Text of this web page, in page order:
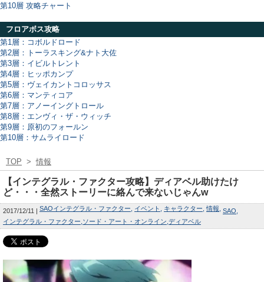
第10層 攻略チャート
フロアボス攻略
第1層：コボルドロード
第2層：トーラスキング&ナト大佐
第3層：イビルトレント
第4層：ヒッポカンプ
第5層：ヴェイカントコロッサス
第6層：マンティコア
第7層：アノーイングトロール
第8層：エンヴィ・ザ・ウィッチ
第9層：原初のフォールン
第10層：サムライロード
TOP > 情報
【インテグラル・ファクター攻略】ディアベル助けたけ
ど・・・全然ストーリーに絡んで来ないじゃんw
2017/12/11 SAOインテグラル・ファクター イベント キャラクター 情報 SAO
インテグラル・ファクター ソード・アート・オンライン ディアベル